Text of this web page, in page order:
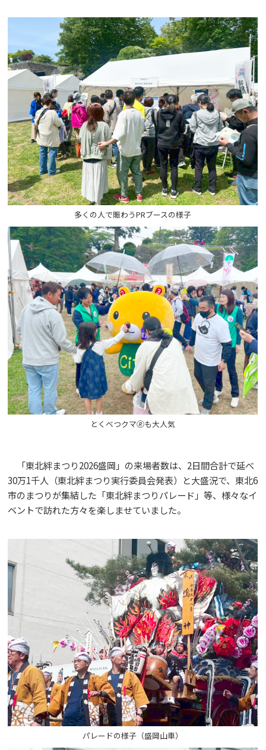
多くの人で賑わうPRブースの様子
とくべつクマ🄬も大人気
「東北絆まつり2026盛岡」の来場者数は、2日間合計で延べ
30万1千人（東北絆まつり実行委員会発表）と大盛況で、東北6
市のまつりが集結した「東北絆まつりパレード」等、様々なイ
ベントで訪れた方々を楽しませていました。
パレードの様子（盛岡山車）